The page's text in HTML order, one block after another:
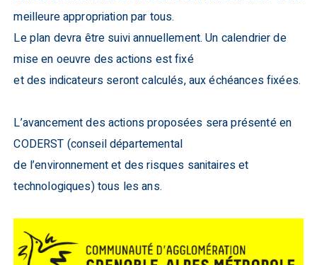
meilleure appropriation par tous.
Le plan devra être suivi annuellement. Un calendrier de
mise en oeuvre des actions est fixé
et des indicateurs seront calculés, aux échéances fixées.
L’avancement des actions proposées sera présenté en
CODERST (conseil départemental
de l’environnement et des risques sanitaires et
technologiques) tous les ans.